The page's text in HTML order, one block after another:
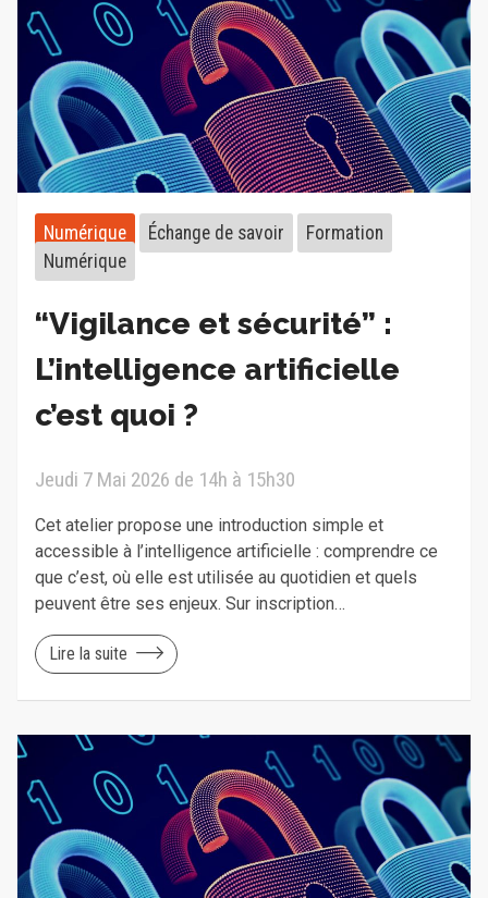
Numérique Échange de savoir
Formation
Numérique
“Vigilance et sécurité” :
L’intelligence artificielle
c’est quoi ?
Jeudi 7 Mai 2026 de 14h à 15h30
Cet atelier propose une introduction simple et
accessible à l’intelligence artificielle : comprendre ce
que c’est, où elle est utilisée au quotidien et quels
peuvent être ses enjeux. Sur inscription…
Lire la suite